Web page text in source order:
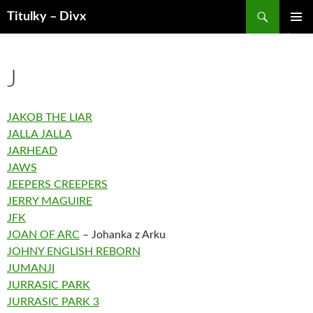
Titulky – Divx
WEBU
J
JAKOB THE LIAR
JALLA JALLA
JARHEAD
JAWS
JEEPERS CREEPERS
JERRY MAGUIRE
JFK
JOAN OF ARC – Johanka z Arku
JOHNY ENGLISH REBORN
JUMANJI
JURRASIC PARK
JURRASIC PARK 3